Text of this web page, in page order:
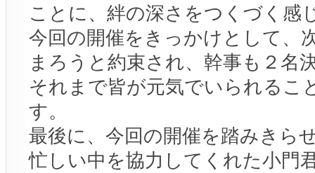
ことに、絆の深さをつくづく感
今回の開催をきっかけとして、
まろうと約束され、幹事も２名
それまで皆が元気でいられるこ
す。
最後に、今回の開催を踏みきら
忙しい中を協力してくれた小門